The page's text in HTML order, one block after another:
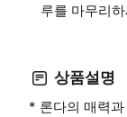
루를 마무리
상품설명
* 론다의 매력